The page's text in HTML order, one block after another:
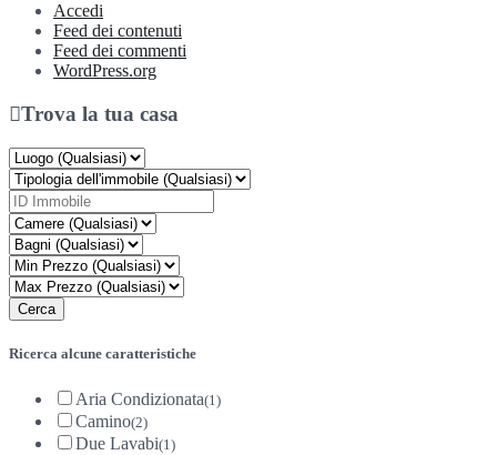
Accedi
Feed dei contenuti
Feed dei commenti
WordPress.org
Trova la tua casa
Ricerca alcune caratteristiche
Aria Condizionata(1)
Camino(2)
Due Lavabi(1)